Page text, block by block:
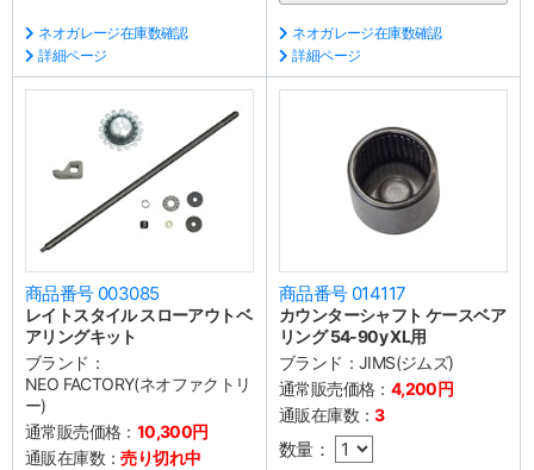
ネオガレージ在庫数確認
詳細ページ
ネオガレージ在庫数確認
詳細ページ
商品番号 003085
レイトスタイル スローアウトベ
アリングキット
ブランド：
NEO FACTORY(ネオファクトリ
ー)
通常販売価格： 10,300円
通販在庫数：売り切れ中
商品番号 014117
カウンターシャフト ケースベア
リング 54-90y XL用
ブランド： JIMS(ジムズ)
通常販売価格： 4,200円
通販在庫数：3
数量：